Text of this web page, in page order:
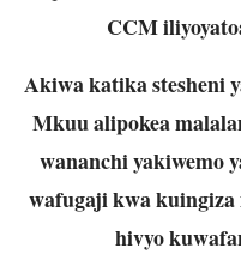
CCM
Akiwa katika stesheni
Mkuu alipokea
wananchi yakiwemo
wafugaji kwa
hivyo